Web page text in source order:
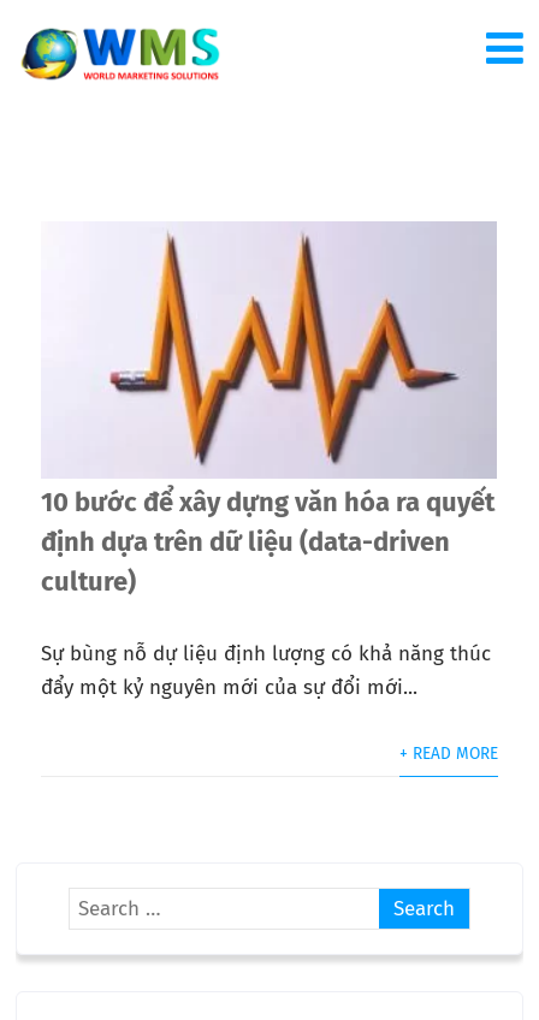
10 bước để xây dựng văn hóa ra quyết
định dựa trên dữ liệu (data-driven
culture)
Sự bùng nỗ dự liệu định lượng có khả năng thúc
đẩy một kỷ nguyên mới của sự đổi mới...
+ READ MORE